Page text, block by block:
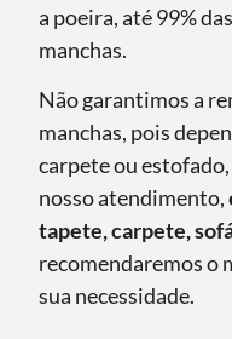
a poeira, até 99%
manchas.
Não garantimos a
manchas, pois
carpete ou
nosso atendimento,
tapete, carpete,
recomendaremos o
sua necessidade.